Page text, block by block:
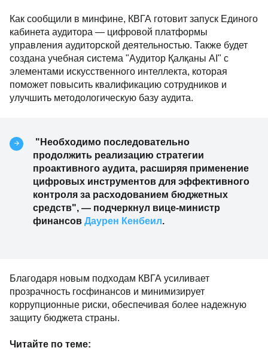
Как сообщили в минфине, КВГА готовит запуск Единого
кабинета аудитора — цифровой платформы
управления аудиторской деятельностью. Также будет
создана учебная система "Аудитор Қалқаны AI" с
элементами искусственного интеллекта, которая
поможет повысить квалификацию сотрудников и
улучшить методологическую базу аудита.
"Необходимо последовательно
продолжить реализацию стратегии
проактивного аудита, расширяя применение
цифровых инструментов для эффективного
контроля за расходованием бюджетных
средств", — подчеркнул вице-министр
финансов Даурен Кенбеил.
Благодаря новым подходам КВГА усиливает
прозрачность госфинансов и минимизирует
коррупционные риски, обеспечивая более надежную
защиту бюджета страны.
Читайте по теме: